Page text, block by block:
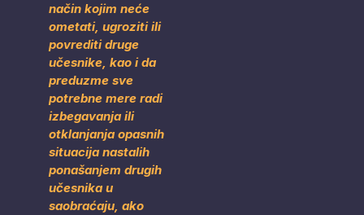
način kojim neće
ometati, ugroziti ili
povrediti druge
učesnike, kao i da
preduzme sve
potrebne mere radi
izbegavanja ili
otklanjanja opasnih
situacija nastalih
ponašanjem drugih
učesnika u
saobraćaju, ako